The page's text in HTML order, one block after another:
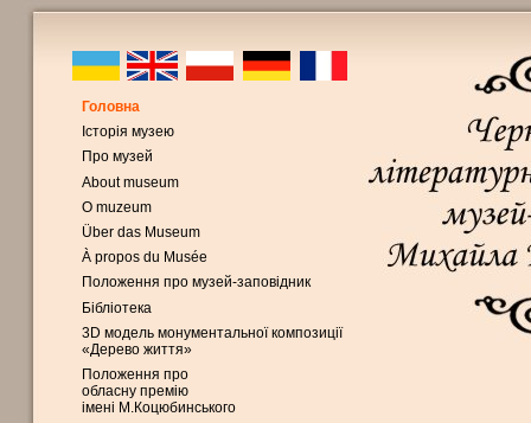
Головна
Історія музею
Про музей
About museum
O muzeum
Über das Museum
À propos du Musée
Положення про музей-заповідник
Бібліотека
3D модель монументальної композиції
«Дерево життя»
Положення про
обласну премію
імені М.Коцюбинського